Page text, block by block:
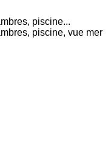
piscine...
piscine, vue mer